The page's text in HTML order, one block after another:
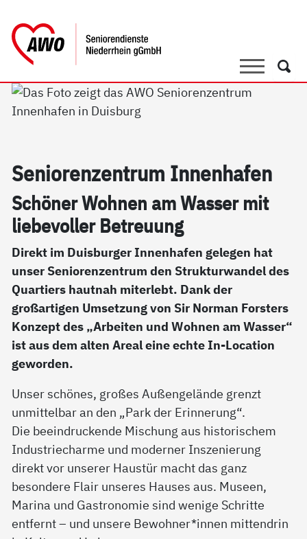
SucheSuche
Se­nio­ren­zen­trum In­nen­ha­fen
Sc­hö­ner Woh­nen am Was­ser mit
lie­be­vol­ler Be­t­reu­ung
Direkt im Duisburger Innenhafen gelegen hat
unser Seniorenzentrum den Strukturwandel des
Quartiers hautnah miterlebt. Dank der
großartigen Umsetzung von Sir Norman Forsters
Konzept des „Arbeiten und Wohnen am Wasser“
ist aus dem alten Areal eine echte In-Location
geworden.
Unser schönes, großes Außengelände grenzt
unmittelbar an den „Park der Erinnerung“.
Die beeindruckende Mischung aus historischem
Industriecharme und moderner Inszenierung
direkt vor unserer Haustür macht das ganz
besondere Flair unseres Hauses aus. Museen,
Marina und Gastronomie sind wenige Schritte
entfernt – und unsere Bewohner*innen mittendrin